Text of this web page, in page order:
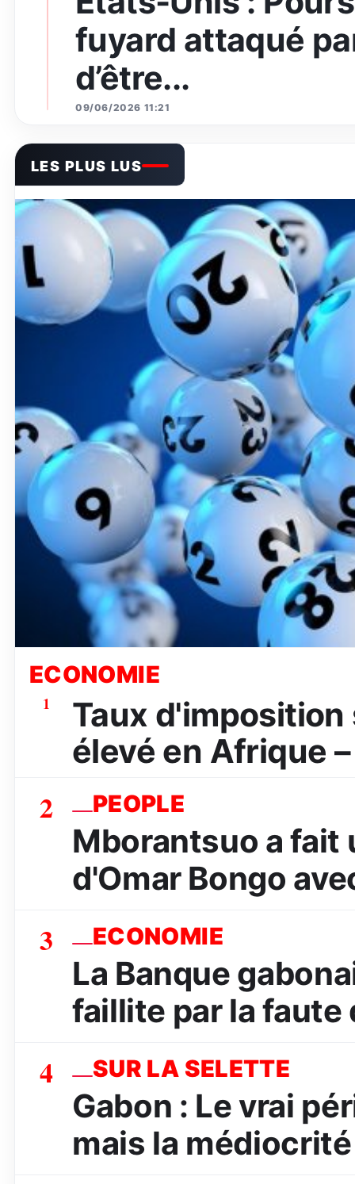
fuyard attaqué
d’être...
09/06/2026 11:21
LES PLUS LUS
ECONOMIE
1
Taux
élevé en Afrique
2
PEOPLE
Mborantsuo a fait
d'Omar Bongo
3 ECONOMIE
La Banque
faillite par la faute
4 SUR LA SELETTE
Gabon : Le vrai
mais la